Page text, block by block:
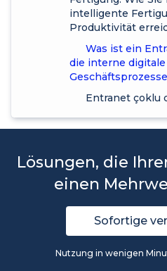
intelligente
Produktivität
Was ist ein
die interne
Entranet çoklu
Lösungen, die
einen
Sofortige
Nutzung in wenigen